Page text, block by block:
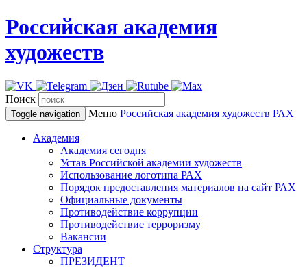
Российская академия
художеств
Поиск
Toggle navigation Меню Российская академия художеств РАХ
Академия
Академия сегодня
Устав Российской академии художеств
Использование логотипа РАХ
Порядок предоставления материалов на сайт РАХ
Официальные документы
Противодействие коррупции
Противодействие терроризму
Вакансии
Структура
ПРЕЗИДЕНТ